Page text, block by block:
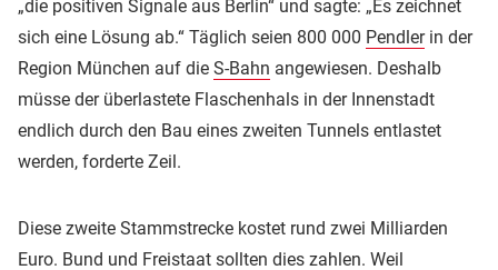
„die positiven Signale aus Berlin“ und sagte: „Es zeichnet
sich eine Lösung ab.“ Täglich seien 800 000 Pendlerin der
Region München auf die S-Bahn angewiesen. Deshalb
müsse der überlastete Flaschenhals in der Innenstadt
endlich durch den Bau eines zweiten Tunnels entlastet
werden, forderte Zeil.
Diese zweite Stammstrecke kostet rund zwei Milliarden
Euro. Bund und Freistaat sollten dies zahlen. Weil